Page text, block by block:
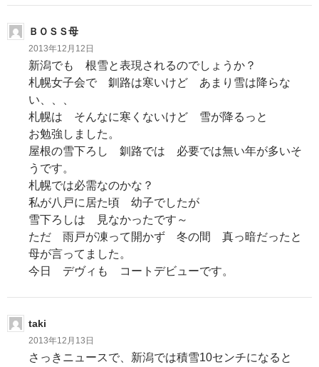
ＢＯＳＳ母
2013年12月12日
新潟でも 根雪と表現されるのでしょうか？
札幌女子会で 釧路は寒いけど あまり雪は降らな
い、、、
札幌は そんなに寒くないけど 雪が降るっと
お勉強しました。
屋根の雪下ろし 釧路では 必要では無い年が多いそ
うです。
札幌では必需なのかな？
私が八戸に居た頃 幼子でしたが
雪下ろしは 見なかったです～
ただ 雨戸が凍って開かず 冬の間 真っ暗だったと
母が言ってました。
今日 デヴィも コートデビューです。
taki
2013年12月13日
さっきニュースで、新潟では積雪10センチになると